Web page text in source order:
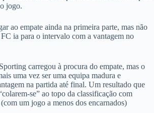
jogo.
ao empate ainda na primeira parte, mas não
ia para o intervalo com a vantagem no
carregou à procura do empate, mas o
uma vez ser uma equipa madura e
na partida até final. Um resultado que
se” ao topo da classificação com
um jogo a menos dos encarnados)